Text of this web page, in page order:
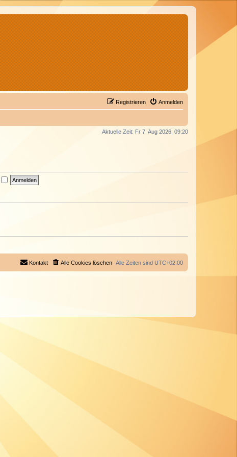
Anmelden
Registrieren
Aktuelle Zeit: Fr 7. Aug 2026, 09:20
Alle Zeiten sind UTC+02:00
Alle Cookies löschen
Kontakt